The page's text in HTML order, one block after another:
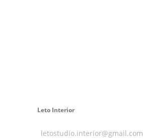
Leto Interior
letostudio.interior@gmail.com